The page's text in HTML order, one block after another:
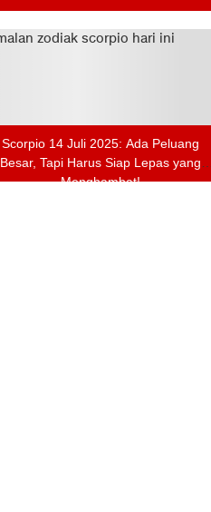
Scorpio 14 Juli 2025: Ada Peluang
Besar, Tapi Harus Siap Lepas yang
Menghambat!